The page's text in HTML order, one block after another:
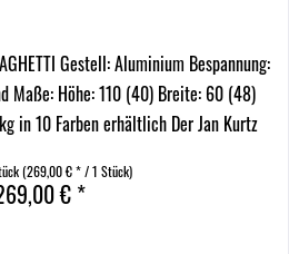
Gestell: Aluminium Bespannung:
Maße: Höhe: 110 (40) Breite: 60 (48)
in 10 Farben erhältlich Der Jan Kurtz
(269,00 € * / 1 Stück)
€ *